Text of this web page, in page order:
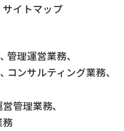
サイトマップ
管理運営業務
コンサルティング業務
管理業務